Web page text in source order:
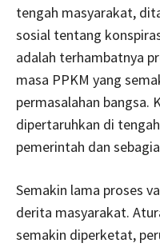
tengah masyarakat,
sosial tentang
adalah terhambatnya
masa PPKM yang
permasalahan bangsa.
dipertaruhkan di
pemerintah dan
Semakin lama proses
derita masyarakat.
semakin diperketat,